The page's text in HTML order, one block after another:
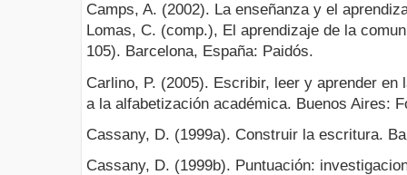
Camps, A. (2002). La enseñanza y el
Lomas, C. (comp.), El aprendizaje de la
105). Barcelona, España: Paidós.
Carlino, P. (2005). Escribir, leer y aprender en
a la alfabetización académica. Buenos Aires:
Cassany, D. (1999a). Construir la escritura.
Cassany, D. (1999b). Puntuación: